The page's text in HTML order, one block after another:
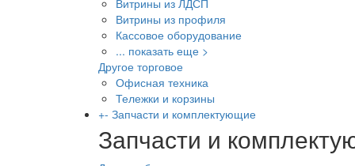
Витрины из ЛДСП
Витрины из профиля
Кассовое оборудование
... показать еще >
Другое торговое
Офисная техника
Тележки и корзины
+- Запчасти и комплектующие
Запчасти и